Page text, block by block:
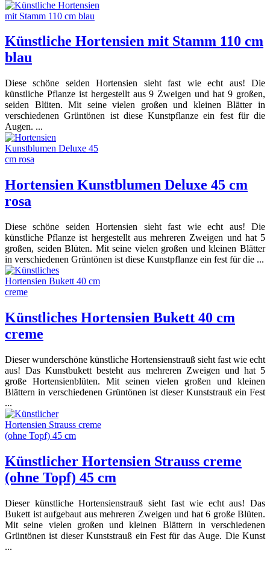
Künstliche Hortensien mit Stamm 110 cm
blau
Diese schöne seiden Hortensien sieht fast wie echt aus! Die
künstliche Pflanze ist hergestellt aus 9 Zweigen und hat 9 großen,
seiden Blüten. Mit seine vielen großen und kleinen Blätter in
verschiedenen Grüntönen ist diese Kunstpflanze ein fest für die
Augen. ...
Hortensien Kunstblumen Deluxe 45 cm
rosa
Diese schöne seiden Hortensien sieht fast wie echt aus! Die
künstliche Pflanze ist hergestellt aus mehreren Zweigen und hat 5
großen, seiden Blüten. Mit seine vielen großen und kleinen Blätter
in verschiedenen Grüntönen ist diese Kunstpflanze ein fest für die ...
Künstliches Hortensien Bukett 40 cm
creme
Dieser wunderschöne künstliche Hortensienstrauß sieht fast wie echt
aus! Das Kunstbukett besteht aus mehreren Zweigen und hat 5
große Hortensienblüten. Mit seinen vielen großen und kleinen
Blättern in verschiedenen Grüntönen ist dieser Kunststrauß ein Fest
...
Künstlicher Hortensien Strauss creme
(ohne Topf) 45 cm
Dieser künstliche Hortensienstrauß sieht fast wie echt aus! Das
Bukett ist aufgebaut aus mehreren Zweigen und hat 6 große Blüten.
Mit seine vielen großen und kleinen Blättern in verschiedenen
Grüntönen ist dieser Kunststrauß ein Fest für das Auge. Die Kunst
...